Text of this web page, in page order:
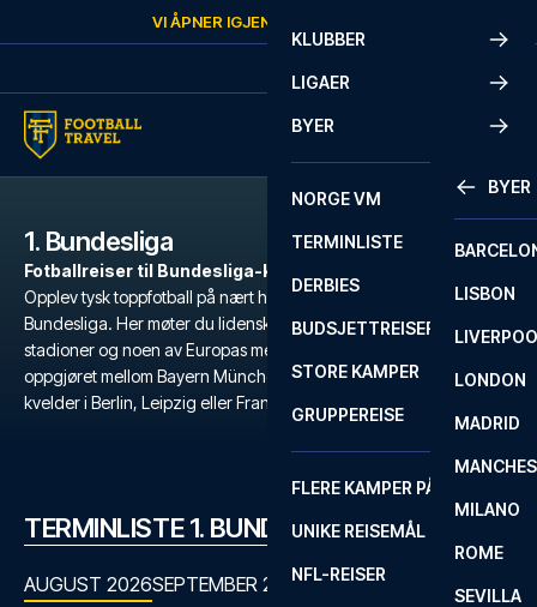
VI ÅPNER IGJEN
KLUBBER
LIGAER
BYER
BYER
LISBON
LONDON
MADRID
MILANO
ROME
SEVILLA
NORGE VM
TERMINLISTE
DERBIES
BUDSJETTREISER
STORE KAMPER
GRUPPEREISE
FLERE KAMPER PÅ ÉN REISE
UNIKE REISEMÅL
NFL-REISER
1. Bundesliga
Fotballreiser til Bundesliga-kamper
Opplev tysk toppfotball på nært hold med fotballreiser til
Bundesliga. Her møter du lidenskapelige supportere, fullsatte
stadioner og noen av Europas mest intense kamper, fra Klassiker-
oppgjøret mellom Bayern München og Dortmund til stemningsfulle
kvelder i Berlin, Leipzig eller Frankfurt.
TERMINLISTE 1. BUNDESLIGA
AUGUST 2026SEPTEMBER 2026 OKTOBER 2026